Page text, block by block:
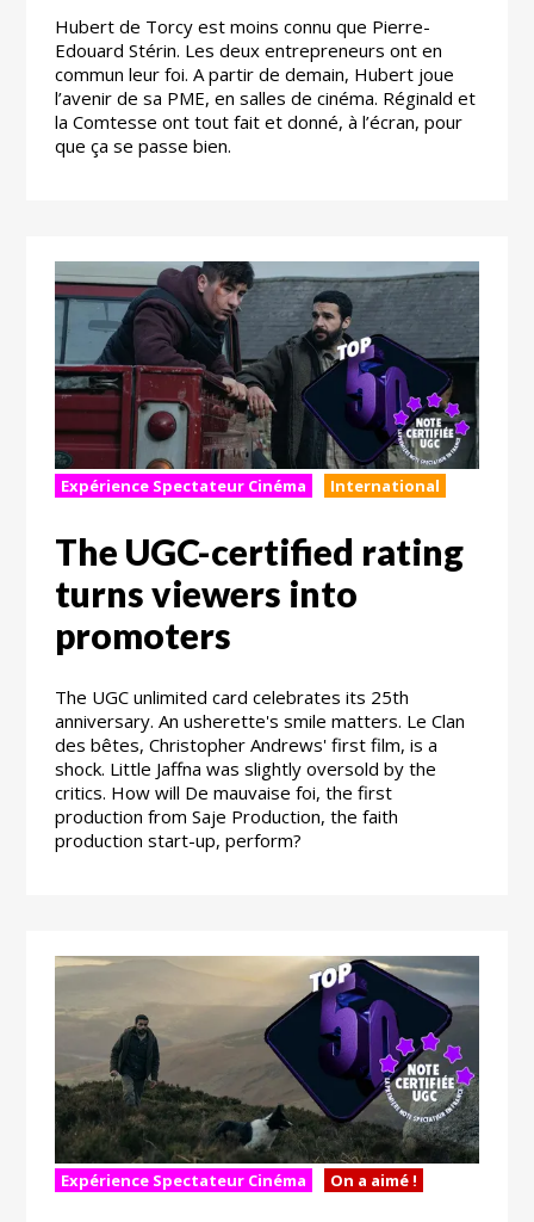
Hubert de Torcy est moins connu que Pierre-
Edouard Stérin. Les deux entrepreneurs ont en
commun leur foi. A partir de demain, Hubert joue
l’avenir de sa PME, en salles de cinéma. Réginald et
la Comtesse ont tout fait et donné, à l’écran, pour
que ça se passe bien.
Expérience Spectateur Cinéma International
The UGC-certified rating
turns viewers into
promoters
The UGC unlimited card celebrates its 25th
anniversary. An usherette's smile matters. Le Clan
des bêtes, Christopher Andrews' first film, is a
shock. Little Jaffna was slightly oversold by the
critics. How will De mauvaise foi, the first
production from Saje Production, the faith
production start-up, perform?
Expérience Spectateur Cinéma On a aimé !